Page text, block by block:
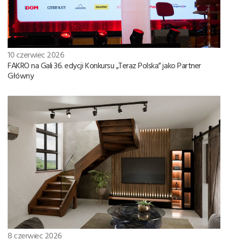
10 czerwiec 2026
FAKRO na Gali 36. edycji Konkursu „Teraz Polska” jako Partner
Główny
8 czerwiec 2026